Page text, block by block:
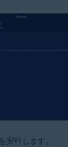
実行します。